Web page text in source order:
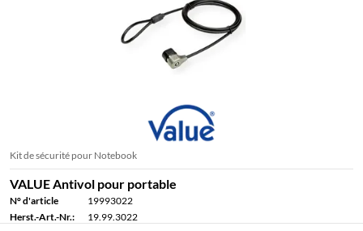
Kit de sécurité pour Notebook
VALUE Antivol pour portable
N° d'article
19993022
Herst.-Art.-Nr.:
19.99.3022